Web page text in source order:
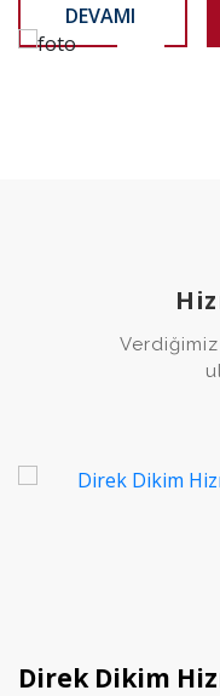
DEVAMI
Direk Dikim